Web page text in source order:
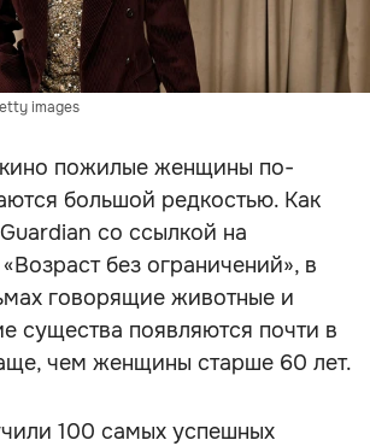
images
пожилые женщины по-
большой редкостью. Как
со ссылкой на
без ограничений», в
говорящие животные и
существа появляются почти в
чем женщины старше 60 лет.
100 самых успешных